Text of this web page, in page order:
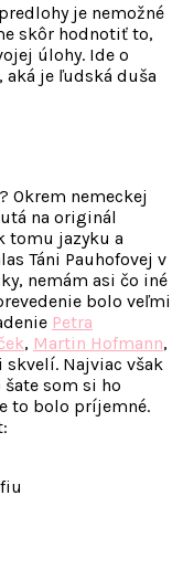
je nemožné
skôr hodnotiť to,
úlohy. Ide o
je ľudská duša
? Okrem nemeckej
na originál
tomu jazyku a
Táni Pauhofovej v
nemám asi čo iné
bolo veľmi
Petra
, Martin Hofmann,
skvelí. Najviac však
som si ho
to bolo príjemné.